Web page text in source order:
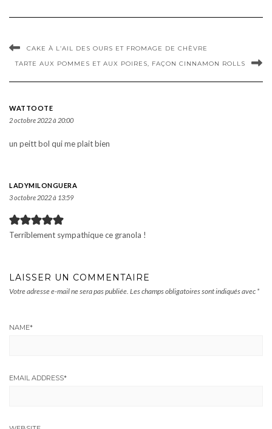
CAKE À L’AIL DES OURS ET FROMAGE DE CHÈVRE
TARTE AUX POMMES ET AUX POIRES, FAÇON CINNAMON ROLLS
WATTOOTE
2 octobre 2022 à 20:00
un peitt bol qui me plait bien
LADYMILONGUERA
3 octobre 2022 à 13:59
Terriblement sympathique ce granola !
LAISSER UN COMMENTAIRE
Votre adresse e-mail ne sera pas publiée. Les champs obligatoires sont indiqués avec *
NAME*
EMAIL ADDRESS*